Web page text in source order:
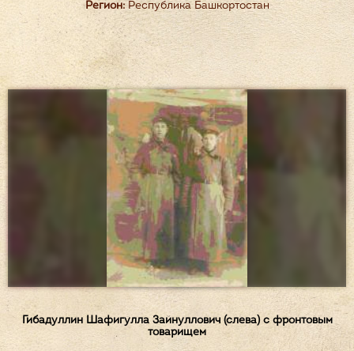
Регион:Республика Башкортостан
Гибадуллин Шафигулла Зайнуллович (слева) с фронтовым
товарищем